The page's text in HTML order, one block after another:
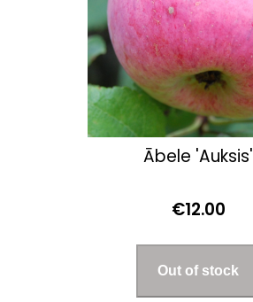
Ābele 'Auksis'
€12.00